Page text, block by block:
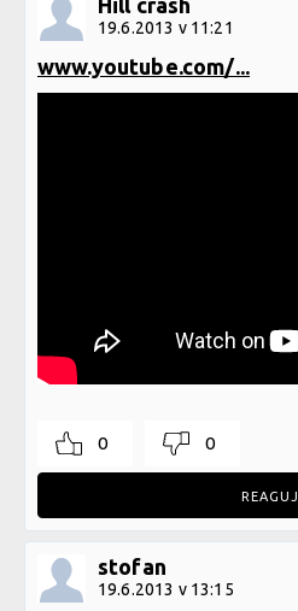
Hill crash
19.6.2013 v 11:21
www.youtube.com/...
0 0
REAGUJ
stofan
19.6.2013 v 13:15